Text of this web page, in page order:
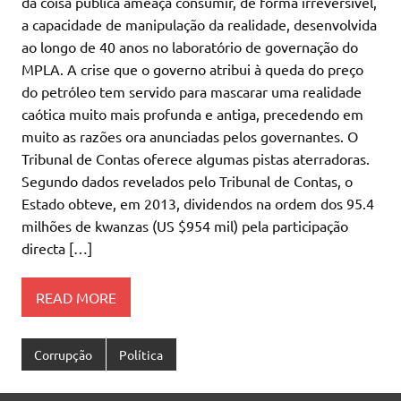
a capacidade de manipulação da realidade, desenvolvida
ao longo de 40 anos no laboratório de governação do
MPLA. A crise que o governo atribui à queda do preço
do petróleo tem servido para mascarar uma realidade
caótica muito mais profunda e antiga, precedendo em
muito as razões ora anunciadas pelos governantes. O
Tribunal de Contas oferece algumas pistas aterradoras.
Segundo dados revelados pelo Tribunal de Contas, o
Estado obteve, em 2013, dividendos na ordem dos 95.4
milhões de kwanzas (US $954 mil) pela participação
directa […]
READ MORE
Corrupção Política